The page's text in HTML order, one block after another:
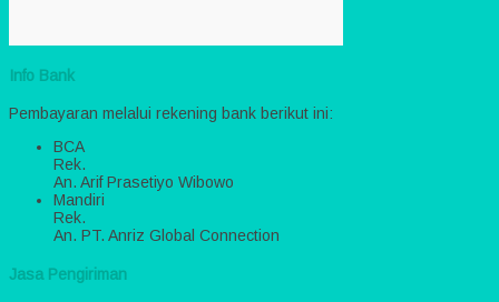
Info Bank
Pembayaran melalui rekening bank berikut ini:
BCA
Rek.
An. Arif Prasetiyo Wibowo
Mandiri
Rek.
An. PT. Anriz Global Connection
Jasa Pengiriman